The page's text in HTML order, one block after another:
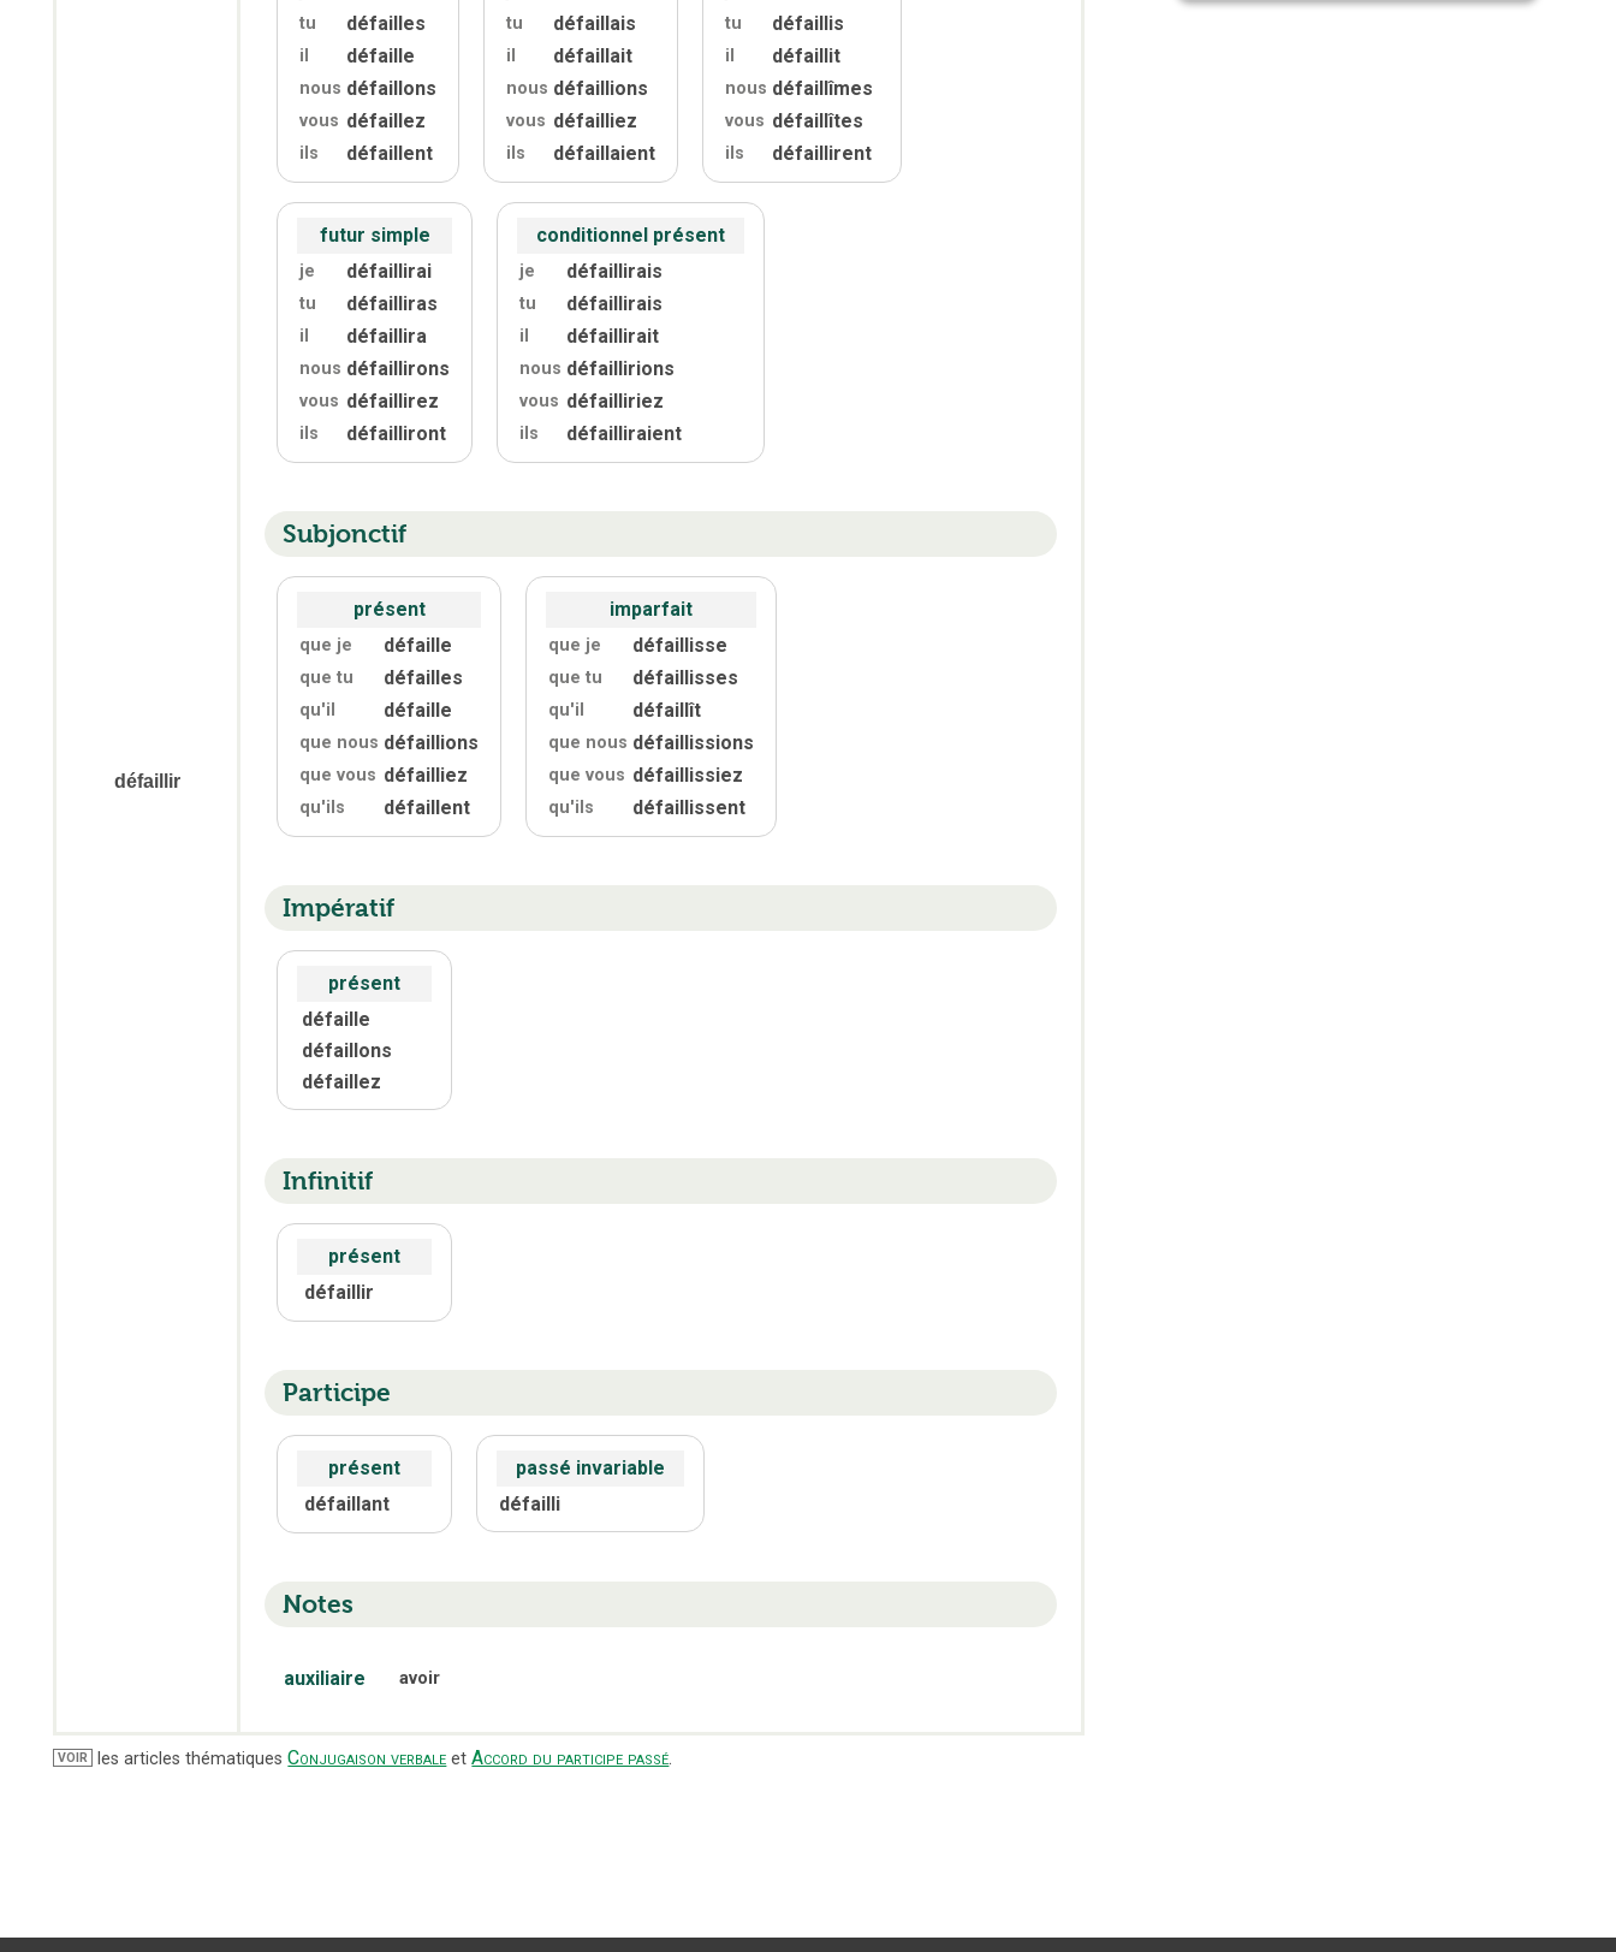
défaillir
tu défailles
il défaille
nous défaillons
vous défaillez
ils défaillent
tu défaillais
il défaillait
nous défaillions
vous défailliez
ils défaillaient
tu défaillis
il défaillit
nous défaillîmes
vous défaillîtes
ils défaillirent
futur simple
je défaillirai
tu défailliras
il défaillira
nous défaillirons
vous défaillirez
ils défailliront
conditionnel présent
je défaillirais
tu défaillirais
il défaillirait
nous défaillirions
vous défailliriez
ils défailliraient
Subjonctif
présent
que je défaille
que tu défailles
qu'il défaille
que nous défaillions
que vous défailliez
qu'ils défaillent
imparfait
que je défaillisse
que tu défaillisses
qu'il défaillît
que nous défaillissions
que vous défaillissiez
qu'ils défaillissent
Impératif
présent
défaille
défaillons
défaillez
Infinitif
présent
défaillir
Participe
présent
défaillant
passé invariable
défailli
Notes
auxiliaire avoir
VOIR les articles thématiques Conjugaison verbale etAccord du participe passé.